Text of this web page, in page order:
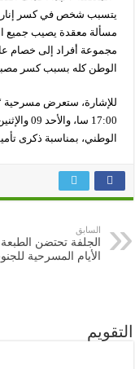
يتسبب شخص في كسر إنارة
مسألة معقدة يصيب جميع
مجموعة أفراد إلى خصام
الوطن كله بسبب كسر
الوطني، بمناسبة ذكرى تأميم
السابق
الأيام المسرحية
التقويم